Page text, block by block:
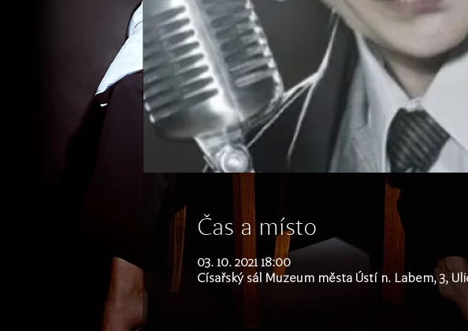
Čas a místo
03. 10. 2021 18:00
Císařský sál Muzeum města Ústí n. Labem, 3,